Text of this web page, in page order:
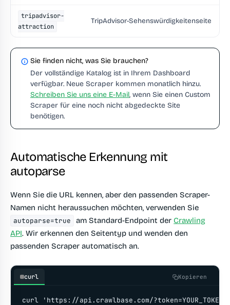
tripadvisor-
attraction
TripAdvisor-Sehenswürdigkeitenseite
Sie finden nicht, was Sie brauchen?
Der vollständige Katalog ist in Ihrem Dashboard
verfügbar. Neue Scraper kommen monatlich hinzu.
Schreiben Sie uns eine E-Mail, wenn Sie einen Custom
Scraper für eine noch nicht abgedeckte Site
benötigen.
Automatische Erkennung mit
autoparse
Wenn Sie die URL kennen, aber den passenden Scraper-
Namen nicht heraussuchen möchten, verwenden Sie
autoparse=true am Standard-Endpoint der Crawling
API. Wir erkennen den Seitentyp und wenden den
passenden Scraper automatisch an.
curl Kopieren
curl 'https://api.crawlbase.com/